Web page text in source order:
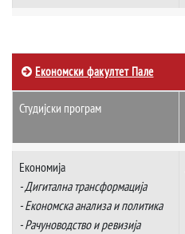
Економски факултет Пале
Студијски програм
Економија
- Дигитална трансформација
- Економска анализа и политика
- Рачуноводство и ревизија